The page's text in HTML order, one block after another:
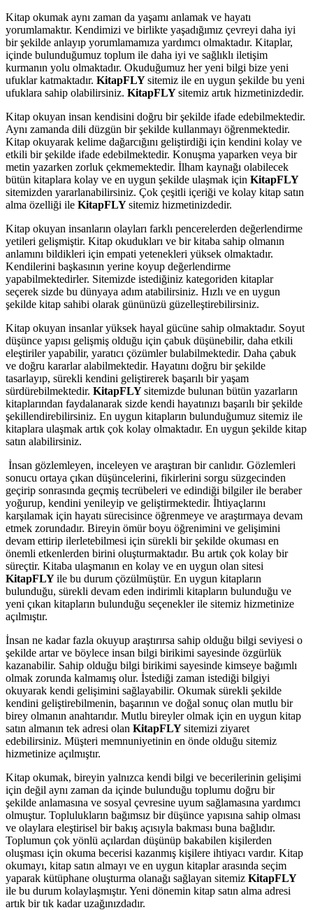
Kitap okumak aynı zaman da yaşamı anlamak ve hayatı
yorumlamaktır. Kendimizi ve birlikte yaşadığımız çevreyi daha iyi
bir şekilde anlayıp yorumlamamıza yardımcı olmaktadır. Kitaplar,
içinde bulunduğumuz toplum ile daha iyi ve sağlıklı iletişim
kurmanın yolu olmaktadır. Okuduğumuz her yeni bilgi bize yeni
ufuklar katmaktadır. KitapFLYsitemiz ile en uygun şekilde bu yeni
ufuklara sahip olabilirsiniz. KitapFLYsitemiz artık hizmetinizdedir.
Kitap okuyan insan kendisini doğru bir şekilde ifade edebilmektedir.
Aynı zamanda dili düzgün bir şekilde kullanmayı öğrenmektedir.
Kitap okuyarak kelime dağarcığını geliştirdiği için kendini kolay ve
etkili bir şekilde ifade edebilmektedir. Konuşma yaparken veya bir
metin yazarken zorluk çekmemektedir. İlham kaynağı olabilecek
bütün kitaplara kolay ve en uygun şekilde ulaşmak için KitapFLY
sitemizden yararlanabilirsiniz. Çok çeşitli içeriği ve kolay kitap satın
alma özelliği ile KitapFLYsitemiz hizmetinizdedir.
Kitap okuyan insanların olayları farklı pencerelerden değerlendirme
yetileri gelişmiştir. Kitap okudukları ve bir kitaba sahip olmanın
anlamını bildikleri için empati yetenekleri yüksek olmaktadır.
Kendilerini başkasının yerine koyup değerlendirme
yapabilmektedirler. Sitemizde istediğiniz kategoriden kitaplar
seçerek sizde bu dünyaya adım atabilirsiniz. Hızlı ve en uygun
şekilde kitap sahibi olarak gününüzü güzelleştirebilirsiniz.
Kitap okuyan insanlar yüksek hayal gücüne sahip olmaktadır. Soyut
düşünce yapısı gelişmiş olduğu için çabuk düşünebilir, daha etkili
eleştiriler yapabilir, yaratıcı çözümler bulabilmektedir. Daha çabuk
ve doğru kararlar alabilmektedir. Hayatını doğru bir şekilde
tasarlayıp, sürekli kendini geliştirerek başarılı bir yaşam
sürdürebilmektedir. KitapFLYsitemizde bulunan bütün yazarların
kitaplarından faydalanarak sizde kendi hayatınızı başarılı bir şekilde
şekillendirebilirsiniz. En uygun kitapların bulunduğumuz sitemiz ile
kitaplara ulaşmak artık çok kolay olmaktadır. En uygun şekilde kitap
satın alabilirsiniz.
İnsan gözlemleyen, inceleyen ve araştıran bir canlıdır. Gözlemleri
sonucu ortaya çıkan düşüncelerini, fikirlerini sorgu süzgecinden
geçirip sonrasında geçmiş tecrübeleri ve edindiği bilgiler ile beraber
yoğurup, kendini yenileyip ve geliştirmektedir. İhtiyaçlarını
karşılamak için hayatı sürecisince öğrenmeye ve araştırmaya devam
etmek zorundadır. Bireyin ömür boyu öğrenimini ve gelişimini
devam ettirip ilerletebilmesi için sürekli bir şekilde okuması en
önemli etkenlerden birini oluşturmaktadır. Bu artık çok kolay bir
süreçtir. Kitaba ulaşmanın en kolay ve en uygun olan sitesi
KitapFLYile bu durum çözülmüştür. En uygun kitapların
bulunduğu, sürekli devam eden indirimli kitapların bulunduğu ve
yeni çıkan kitapların bulunduğu seçenekler ile sitemiz hizmetinize
açılmıştır.
İnsan ne kadar fazla okuyup araştırırsa sahip olduğu bilgi seviyesi o
şekilde artar ve böylece insan bilgi birikimi sayesinde özgürlük
kazanabilir. Sahip olduğu bilgi birikimi sayesinde kimseye bağımlı
olmak zorunda kalmamış olur. İstediği zaman istediği bilgiyi
okuyarak kendi gelişimini sağlayabilir. Okumak sürekli şekilde
kendini geliştirebilmenin, başarının ve doğal sonuç olan mutlu bir
birey olmanın anahtarıdır. Mutlu bireyler olmak için en uygun kitap
satın almanın tek adresi olan KitapFLYsitemizi ziyaret
edebilirsiniz. Müşteri memnuniyetinin en önde olduğu sitemiz
hizmetinize açılmıştır.
Kitap okumak, bireyin yalnızca kendi bilgi ve becerilerinin gelişimi
için değil aynı zaman da içinde bulunduğu toplumu doğru bir
şekilde anlamasına ve sosyal çevresine uyum sağlamasına yardımcı
olmuştur. Toplulukların bağımsız bir düşünce yapısına sahip olması
ve olaylara eleştirisel bir bakış açısıyla bakması buna bağlıdır.
Toplumun çok yönlü açılardan düşünüp bakabilen kişilerden
oluşması için okuma becerisi kazanmış kişilere ihtiyacı vardır. Kitap
okumayı, kitap satın almayı ve en uygun kitaplar arasında seçim
yaparak kütüphane oluşturma olanağı sağlayan sitemiz KitapFLY
ile bu durum kolaylaşmıştır. Yeni dönemin kitap satın alma adresi
artık bir tık kadar uzağınızdadır.